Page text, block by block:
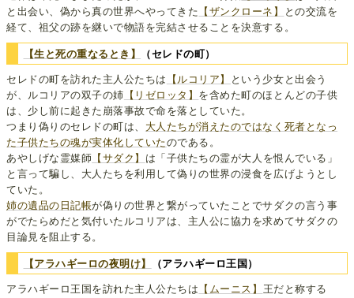
と出会い、偽から真の世界へやってきた 【ザンクローネ】
との交流を
経て、祖父の跡を継いで物語を完結させることを決意する。
【生と死の重なるとき】 （セレドの町）
セレドの町を訪れた主人公たちは 【ルコリア】
という少女と出会う
が、ルコリアの双子の姉 【リゼロッタ】 を含めた町のほとんどの子供
は、少し前に起きた崩落事故で命を落としていた。
つまり偽りのセレドの町は、 大人たちが消えたのではなく死者となっ
た子供たちの魂が実体化していたのである。
あやしげな霊媒師 【サダク】 は「子供たちの霊が大人を恨んでいる」
と言って騙し、大人たちを利用して偽りの世界の浸食を広げようとし
ていた。
姉の遺品の日記帳が偽りの世界と繋がっていたことでサダクの言う事
がでたらめだと気付いたルコリアは、主人公に協力を求めてサダクの
目論見を阻止する。
【アラハギーロの夜明け】 （アラハギーロ王国）
アラハギーロ王国を訪れた主人公たちは 【ムーニス】 王だと称する